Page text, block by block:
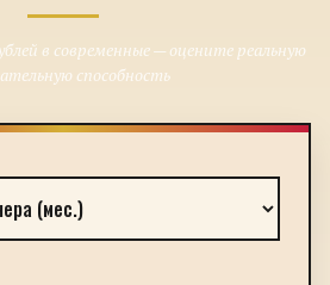
в современные — оцените реальную
способность